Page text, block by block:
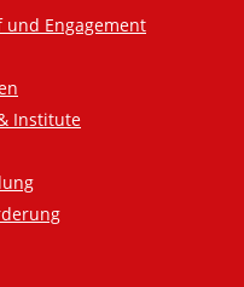
und Engagement
Institute